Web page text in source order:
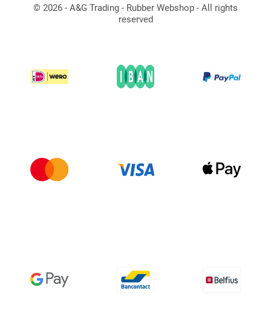
© 2026 - A&G Trading - Rubber Webshop - All rights
reserved